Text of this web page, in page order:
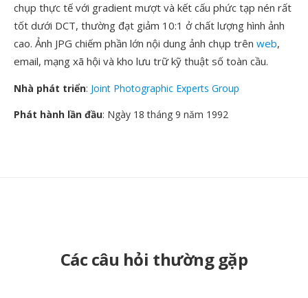
chụp thực tế với gradient mượt và kết cấu phức tạp nén rất
tốt dưới DCT, thường đạt giảm 10:1 ở chất lượng hình ảnh
cao. Ảnh JPG chiếm phần lớn nội dung ảnh chụp trên web,
email, mạng xã hội và kho lưu trữ kỹ thuật số toàn cầu.
Nhà phát triển: Joint Photographic Experts Group
Phát hành lần đầu: Ngày 18 tháng 9 năm 1992
Các câu hỏi thường gặp